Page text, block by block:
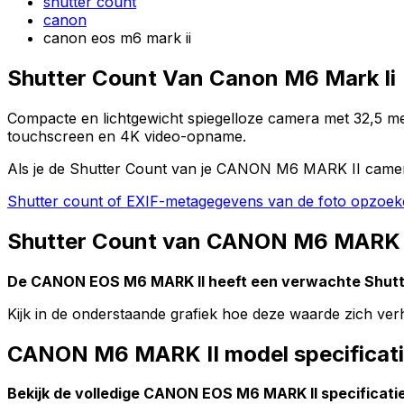
canon
canon eos m6 mark ii
Shutter Count Van Canon M6 Mark Ii
Compacte en lichtgewicht spiegelloze camera met 32,5
touchscreen en 4K video-opname.
Als je de Shutter Count van je CANON M6 MARK II
Shutter count of EXIF-metagegevens van de foto
Shutter Count van CANON M6
De CANON EOS M6 MARK II heeft een verwachte
Kijk in de onderstaande grafiek hoe deze waarde zich
CANON M6 MARK II model
Bekijk de volledige CANON EOS M6 MARK II